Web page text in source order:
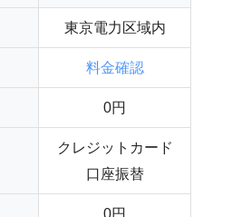
東京電力区域内
料金確認
0円
クレジットカード
口座振替